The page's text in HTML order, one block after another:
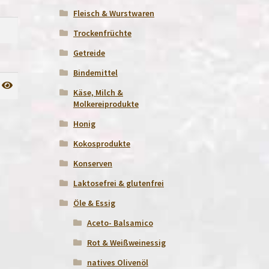
Fleisch & Wurstwaren
Trockenfrüchte
Getreide
Bindemittel
Käse, Milch &
Molkereiprodukte
Honig
Kokosprodukte
Konserven
Laktosefrei & glutenfrei
Öle & Essig
Aceto- Balsamico
Rot & Weißweinessig
natives Olivenöl